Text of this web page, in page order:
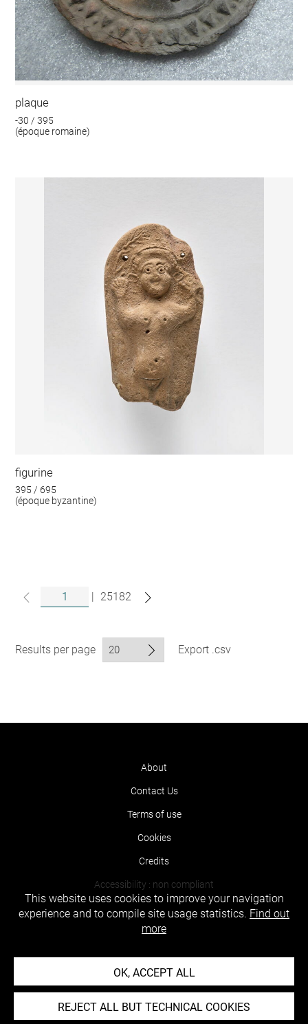
plaque
-30 / 395
(époque romaine)
figurine
395 / 695
(époque byzantine)
| 25182
Results per page Export .csv
About
Contact Us
Terms of use
Cookies
Credits
Accessibility : non compliant
This website uses cookies to improve your navigation
experience and to compile site usage statistics. Find out
more
OK, ACCEPT ALL
REJECT ALL BUT TECHNICAL COOKIES